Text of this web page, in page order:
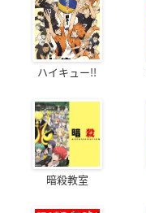
ハイキュー!!
暗殺教室